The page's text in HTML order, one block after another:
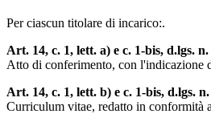
Per ciascun titolare di incarico:.
Art. 14, c. 1, lett. a) e c. 1-bis, d.lgs. n.
Atto di conferimento, con l'indicazione
Art. 14, c. 1, lett. b) e c. 1-bis, d.lgs.
Curriculum vitae, redatto in conformità